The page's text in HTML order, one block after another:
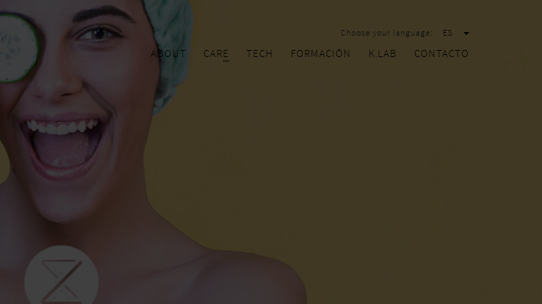
Choose your language: ES
ABOUT CARE TECH FORMACIÓN K.LAB CONTACTO